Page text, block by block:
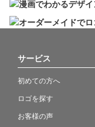
サービス
初めての方へ
ロゴを探す
お客様の声